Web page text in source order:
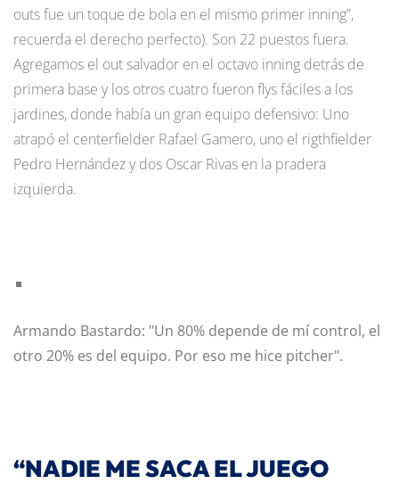
outs fue un toque de bola en el mismo primer inning”,
recuerda el derecho perfecto). Son 22 puestos fuera.
Agregamos el out salvador en el octavo inning detrás de
primera base y los otros cuatro fueron flys fáciles a los
jardines, donde había un gran equipo defensivo: Uno
atrapó el centerfielder Rafael Gamero, uno el rigthfielder
Pedro Hernández y dos Oscar Rivas en la pradera
izquierda.
Armando Bastardo: "Un 80% depende de mí control, el
otro 20% es del equipo. Por eso me hice pitcher".
“NADIE ME SACA EL JUEGO